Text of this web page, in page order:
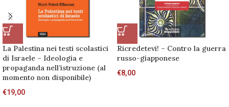
La Palestina nei testi scolastici
di Israele – Ideologia e
propaganda nell’istruzione (al
momento non disponibile)
€19,00
Ricredetevi! – Contro la guerra
russo-giapponese
€8,00